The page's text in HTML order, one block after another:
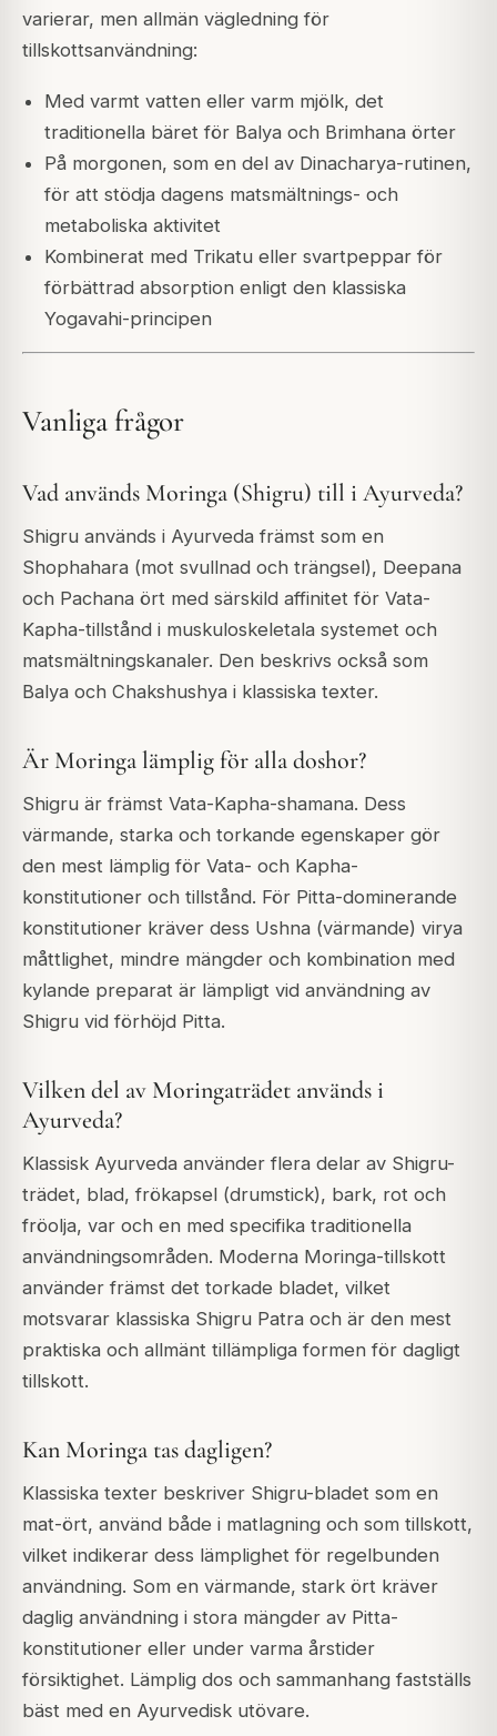
varierar, men allmän vägledning för
tillskottsanvändning:
Med varmt vatten eller varm mjölk, det
traditionella bäret för Balya och Brimhana örter
På morgonen, som en del av Dinacharya-rutinen,
för att stödja dagens matsmältnings- och
metaboliska aktivitet
Kombinerat med Trikatu eller svartpeppar för
förbättrad absorption enligt den klassiska
Yogavahi-principen
Vanliga frågor
Vad används Moringa (Shigru) till i Ayurveda?
Shigru används i Ayurveda främst som en
Shophahara (mot svullnad och trängsel), Deepana
och Pachana ört med särskild affinitet för Vata-
Kapha-tillstånd i muskuloskeletala systemet och
matsmältningskanaler. Den beskrivs också som
Balya och Chakshushya i klassiska texter.
Är Moringa lämplig för alla doshor?
Shigru är främst Vata-Kapha-shamana. Dess
värmande, starka och torkande egenskaper gör
den mest lämplig för Vata- och Kapha-
konstitutioner och tillstånd. För Pitta-dominerande
konstitutioner kräver dess Ushna (värmande) virya
måttlighet, mindre mängder och kombination med
kylande preparat är lämpligt vid användning av
Shigru vid förhöjd Pitta.
Vilken del av Moringaträdet används i
Ayurveda?
Klassisk Ayurveda använder flera delar av Shigru-
trädet, blad, frökapsel (drumstick), bark, rot och
fröolja, var och en med specifika traditionella
användningsområden. Moderna Moringa-tillskott
använder främst det torkade bladet, vilket
motsvarar klassiska Shigru Patra och är den mest
praktiska och allmänt tillämpliga formen för dagligt
tillskott.
Kan Moringa tas dagligen?
Klassiska texter beskriver Shigru-bladet som en
mat-ört, använd både i matlagning och som tillskott,
vilket indikerar dess lämplighet för regelbunden
användning. Som en värmande, stark ört kräver
daglig användning i stora mängder av Pitta-
konstitutioner eller under varma årstider
försiktighet. Lämplig dos och sammanhang fastställs
bäst med en Ayurvedisk utövare.